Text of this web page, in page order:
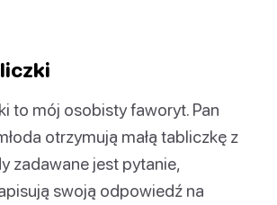
to mój osobisty faworyt. Pan
otrzymują małą tabliczkę z
zadawane jest pytanie,
swoją odpowiedź na